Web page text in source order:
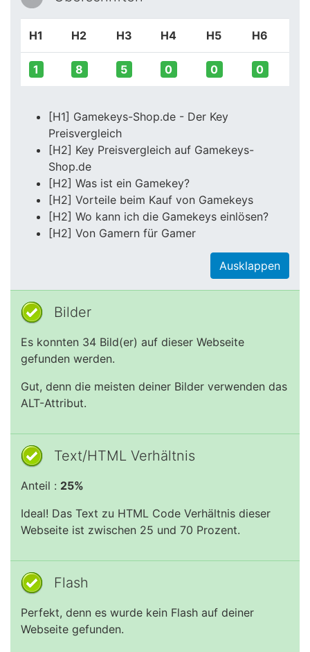
H1 H2 H3 H4 H5 H6
1 8 5 0 0 0
[H1] Gamekeys-Shop.de - Der Key
Preisvergleich
[H2] Key Preisvergleich auf Gamekeys-
Shop.de
[H2] Was ist ein Gamekey?
[H2] Vorteile beim Kauf von Gamekeys
[H2] Wo kann ich die Gamekeys einlösen?
[H2] Von Gamern für Gamer
Ausklappen
Bilder
Es konnten 34 Bild(er) auf dieser Webseite
gefunden werden.
Gut, denn die meisten deiner Bilder verwenden das
ALT-Attribut.
Text/HTML Verhältnis
Anteil : 25%
Ideal! Das Text zu HTML Code Verhältnis dieser
Webseite ist zwischen 25 und 70 Prozent.
Flash
Perfekt, denn es wurde kein Flash auf deiner
Webseite gefunden.